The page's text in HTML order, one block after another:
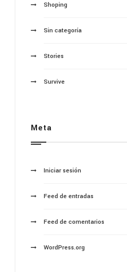
Shoping
Sin categoría
Stories
Survive
Meta
Iniciar sesión
Feed de entradas
Feed de comentarios
WordPress.org